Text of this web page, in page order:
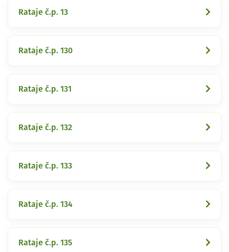
Rataje č.p. 13
Rataje č.p. 130
Rataje č.p. 131
Rataje č.p. 132
Rataje č.p. 133
Rataje č.p. 134
Rataje č.p. 135